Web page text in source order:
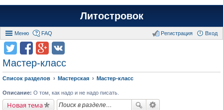
Литостровок
Меню FAQ Вход
Регистрация
Мастер-класс
Список разделов Мастерская Мастер-класс
Описание: О том, как надо и не надо писать.
Новая тема